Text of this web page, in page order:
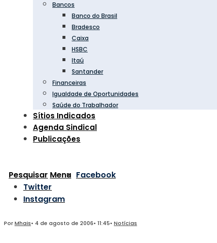
Bancos
Banco do Brasil
Bradesco
Caixa
HSBC
Itaú
Santander
Financeiras
Igualdade de Oportunidades
Saúde do Trabalhador
Sítios Indicados
Agenda Sindical
Publicações
Pesquisar Menu Facebook
Twitter
Instagram
PorMhais• 4 de agosto de 2006• 11:45• Notícias